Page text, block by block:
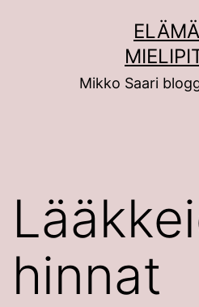
Mikko Saari
hinnat